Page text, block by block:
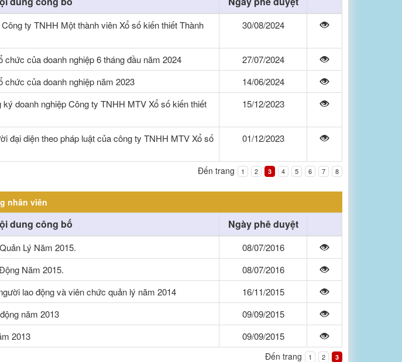
ty TNHH Một thành viên Xổ số kiến thiết Thành
30/08/2024
của doanh nghiệp 6 tháng đầu năm 2024
27/07/2024
của doanh nghiệp năm 2023
14/06/2024
doanh nghiệp Công ty TNHH MTV Xổ số kiến thiết
15/12/2023
đại diện theo pháp luật của công ty TNHH MTV Xổ số
01/12/2023
Đến trang 1 2 3 4 5 6 7 8
nhân viên
dung công bố Ngày phê duyệt
Lý Năm 2015.
08/07/2016
Năm 2015.
08/07/2016
lao động và viên chức quản lý năm 2014
16/11/2015
năm 2013
09/09/2015
2013
09/09/2015
Đến trang 1 2 3